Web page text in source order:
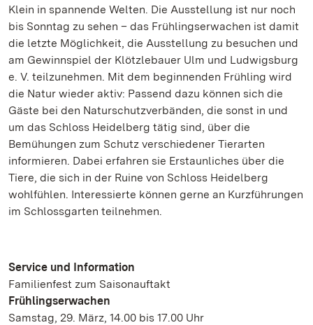
Klein in spannende Welten. Die Ausstellung ist nur noch
bis Sonntag zu sehen – das Frühlingserwachen ist damit
die letzte Möglichkeit, die Ausstellung zu besuchen und
am Gewinnspiel der Klötzlebauer Ulm und Ludwigsburg
e. V. teilzunehmen. Mit dem beginnenden Frühling wird
die Natur wieder aktiv: Passend dazu können sich die
Gäste bei den Naturschutzverbänden, die sonst in und
um das Schloss Heidelberg tätig sind, über die
Bemühungen zum Schutz verschiedener Tierarten
informieren. Dabei erfahren sie Erstaunliches über die
Tiere, die sich in der Ruine von Schloss Heidelberg
wohlfühlen. Interessierte können gerne an Kurzführungen
im Schlossgarten teilnehmen.
Service und Information
Familienfest zum Saisonauftakt
Frühlingserwachen
Samstag, 29. März, 14.00 bis 17.00 Uhr